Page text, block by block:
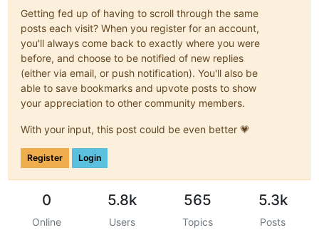
Getting fed up of having to scroll through the same
posts each visit? When you register for an account,
you'll always come back to exactly where you were
before, and choose to be notified of new replies
(either via email, or push notification). You'll also be
able to save bookmarks and upvote posts to show
your appreciation to other community members.
With your input, this post could be even better 💗
Register Login
0
Online
5.8k
Users
565
Topics
5.3k
Posts